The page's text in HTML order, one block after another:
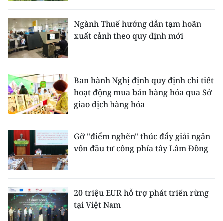
Ngành Thuế hướng dẫn tạm hoãn
xuất cảnh theo quy định mới
Ban hành Nghị định quy định chi tiết
hoạt động mua bán hàng hóa qua Sở
giao dịch hàng hóa
Gỡ "điểm nghẽn" thúc đẩy giải ngân
vốn đầu tư công phía tây Lâm Đồng
20 triệu EUR hỗ trợ phát triển rừng
tại Việt Nam